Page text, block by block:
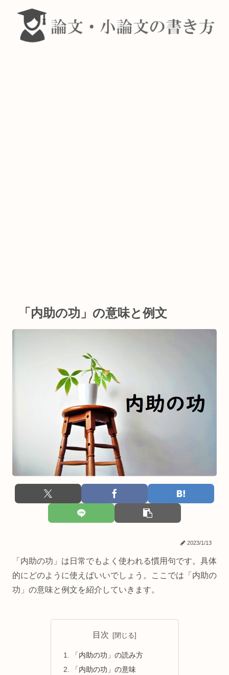
「内助の功」の意味と例文
2023/1/13
「内助の功」は日常でもよく使われる慣用句です。具体
的にどのように使えばいいでしょう。ここでは「内助の
功」の意味と例文を紹介していきます。
目次
「内助の功」の読み方
「内助の功」の意味